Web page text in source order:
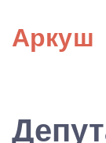
content
Аркуш